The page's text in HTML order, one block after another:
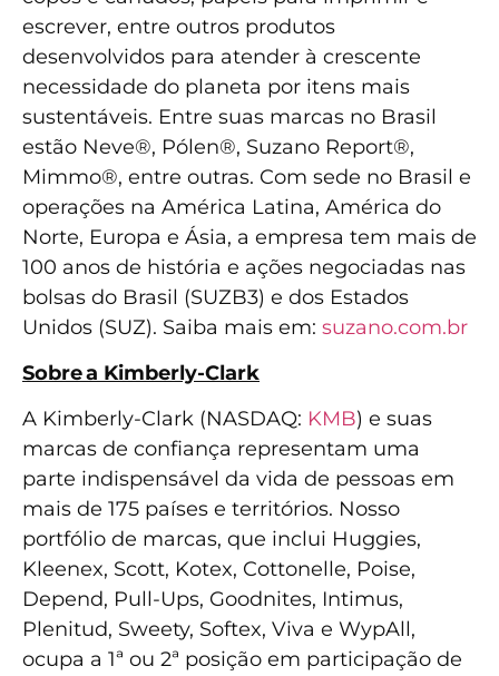
escrever, entre outros produtos
desenvolvidos para atender à crescente
necessidade do planeta por itens mais
sustentáveis. Entre suas marcas no Brasil
estão Neve®, Pólen®, Suzano Report®,
Mimmo®, entre outras. Com sede no Brasil e
operações na América Latina, América do
Norte, Europa e Ásia, a empresa tem mais de
100 anos de história e ações negociadas nas
bolsas do Brasil (SUZB3) e dos Estados
Unidos (SUZ). Saiba mais em: suzano.com.br
Sobrea Kimberly-Clark
A Kimberly-Clark (NASDAQ: KMB) e suas
marcas de confiança representam uma
parte indispensável da vida de pessoas em
mais de 175 países e territórios. Nosso
portfólio de marcas, que inclui Huggies,
Kleenex, Scott, Kotex, Cottonelle, Poise,
Depend, Pull-Ups, Goodnites, Intimus,
Plenitud, Sweety, Softex, Viva e WypAll,
ocupa a 1ª ou 2ª posição em participação de